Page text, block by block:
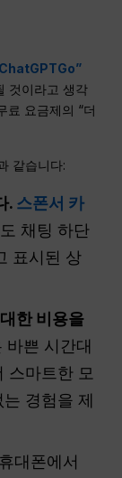
것이라고 생각
료 요금제의 “더
같습니다:
. 스폰서 카
채팅 하단
표시된 상
한 비용을
바쁜 시간대
스마트한 모
경험을 제
휴대폰에서